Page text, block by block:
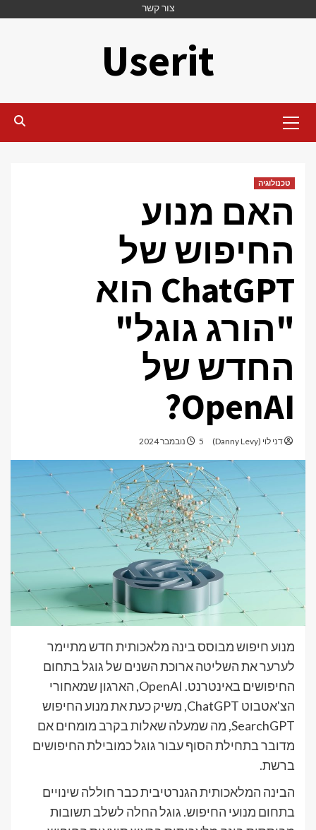
צור קשר
Userit
Menu
טכנולוגיה
האם מנוע
החיפוש של
ChatGPT הוא
"הורג גוגל"
החדש של
OpenAI?
דני לוי (Danny Levy) 5 נובמבר 2024
מנוע חיפוש מבוסס בינה מלאכותית חדש מתיימר
לערער את השליטה ארוכת השנים של גוגל בתחום
החיפושים באינטרנט. OpenAI, הארגון שמאחורי
הצ'אטבוט ChatGPT, משיק כעת את מנוע החיפוש
SearchGPT, מה שמעלה שאלות בקרב מומחים אם
מדובר בתחילת הסוף עבור גוגל כמובילת החיפושים
ברשת.
הבינה המלאכותית הגנרטיבית כבר חוללה שינויים
בתחום מנועי החיפוש. גוגל החלה לשלב תשובות